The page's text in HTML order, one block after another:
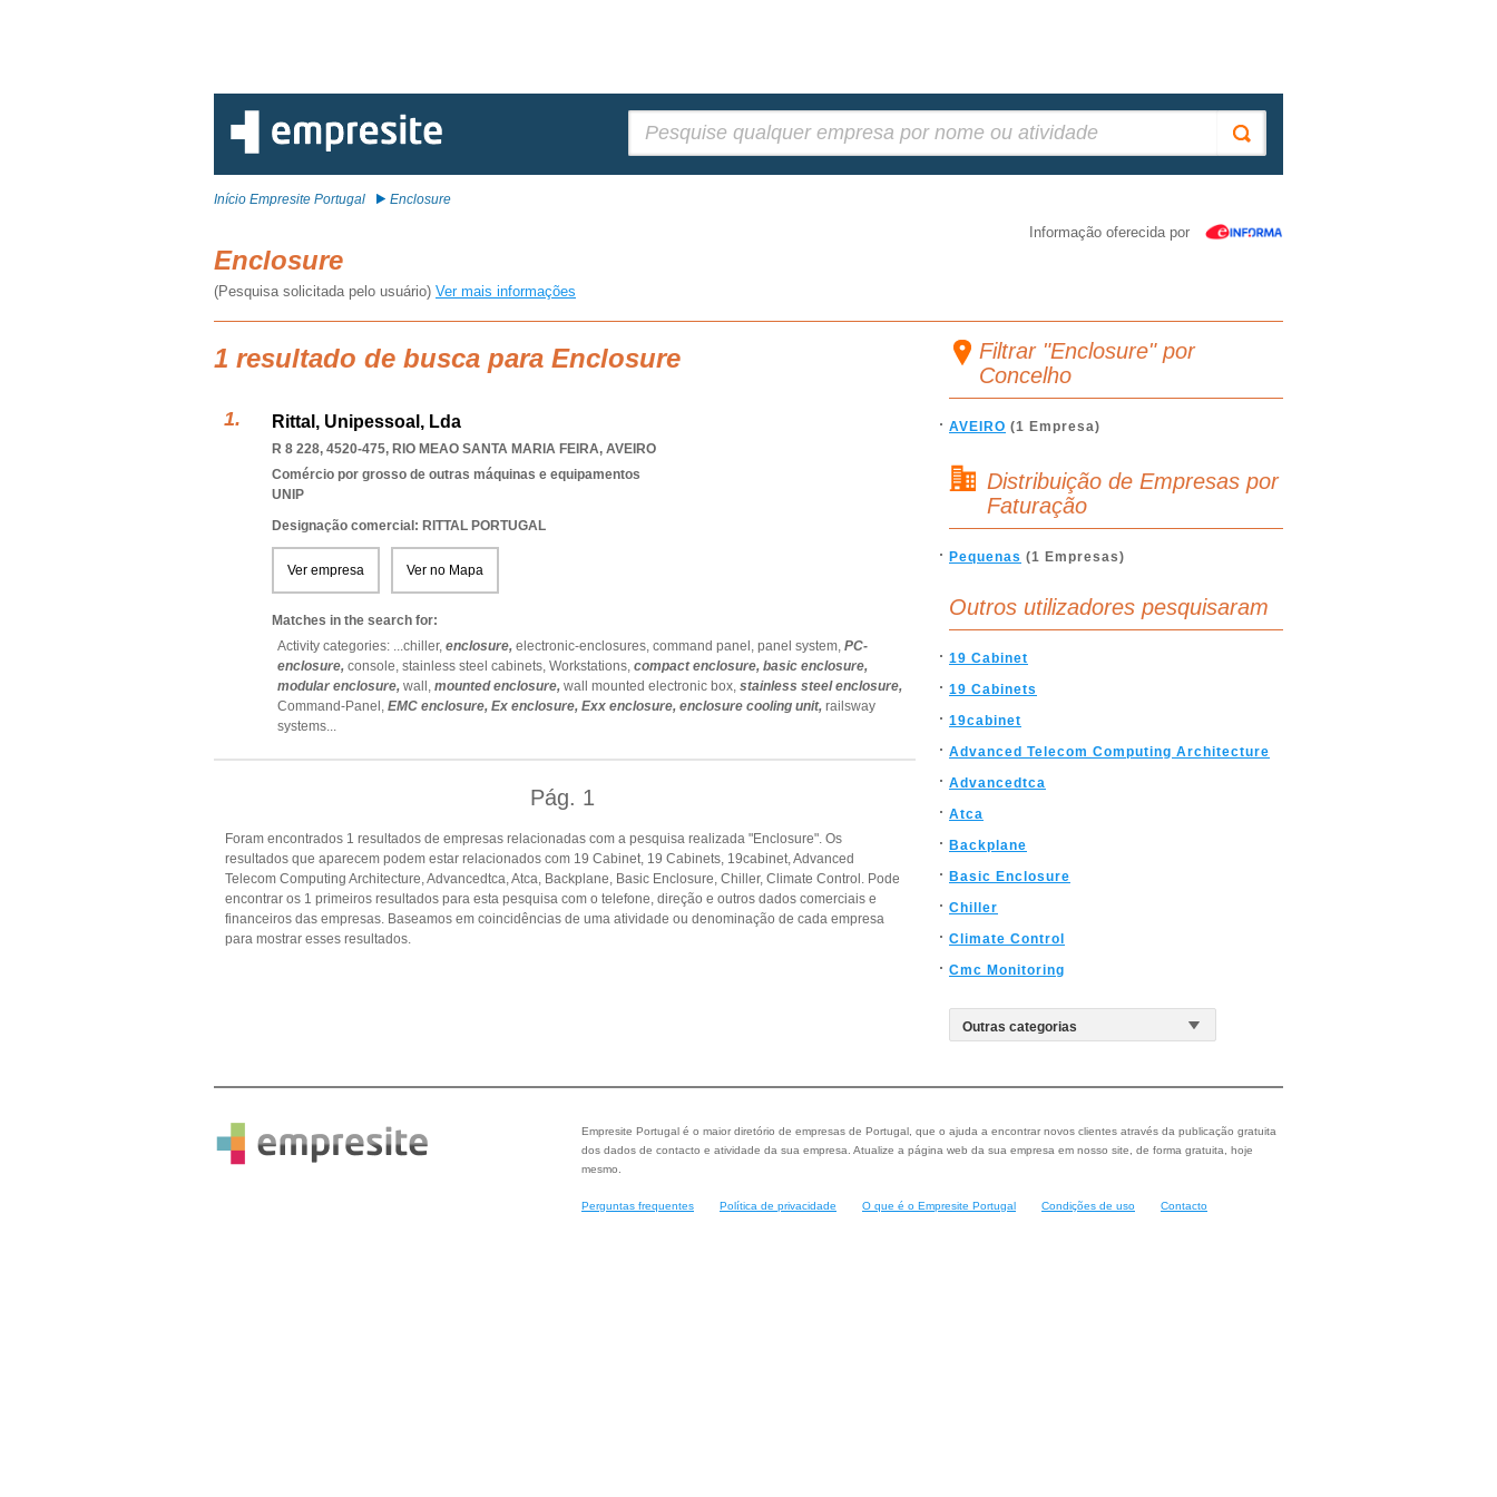
Início Empresite Portugal Enclosure
Informação oferecida por
Enclosure
(Pesquisa solicitada pelo usuário) Ver mais informações
1 resultado de busca para Enclosure
Rittal, Unipessoal, Lda
R 8 228, 4520-475, RIO MEAO SANTA MARIA FEIRA, AVEIRO
Comércio por grosso de outras máquinas e equipamentos
UNIP
Designação comercial: RITTAL PORTUGAL
Ver empresa Ver no Mapa
Matches in the search for:
Activity categories: ...chiller, enclosure, electronic-enclosures, command panel, panel system, PC-
enclosure, console, stainless steel cabinets, Workstations, compact enclosure, basic enclosure,
modular enclosure, wall, mounted enclosure, wall mounted electronic box, stainless steel enclosure,
Command-Panel, EMC enclosure, Ex enclosure, Exx enclosure, enclosure cooling unit, railsway
systems...
Pág. 1
Foram encontrados 1 resultados de empresas relacionadas com a pesquisa realizada "Enclosure". Os
resultados que aparecem podem estar relacionados com 19 Cabinet, 19 Cabinets, 19cabinet, Advanced
Telecom Computing Architecture, Advancedtca, Atca, Backplane, Basic Enclosure, Chiller, Climate Control. Pode
encontrar os 1 primeiros resultados para esta pesquisa com o telefone, direção e outros dados comerciais e
financeiros das empresas. Baseamos em coincidências de uma atividade ou denominação de cada empresa
para mostrar esses resultados.
Filtrar "Enclosure" por
Concelho
AVEIRO (1 Empresa)
Distribuição de Empresas por
Faturação
Pequenas (1 Empresas)
Outros utilizadores pesquisaram
19 Cabinet
19 Cabinets
19cabinet
Advanced Telecom Computing Architecture
Advancedtca
Atca
Backplane
Basic Enclosure
Chiller
Climate Control
Cmc Monitoring
Empresite Portugal é o maior diretório de empresas de Portugal, que o ajuda a encontrar novos clientes através da publicação gratuita
dos dados de contacto e atividade da sua empresa. Atualize a página web da sua empresa em nosso site, de forma gratuita, hoje
mesmo.
Perguntas frequentes Política de privacidade O que é o Empresite Portugal Condições de uso Contacto